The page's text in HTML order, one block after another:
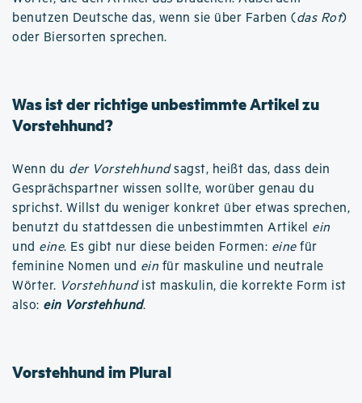
benutzen Deutsche das, wenn sie über Farben (das Rot)
oder Biersorten sprechen.
Was ist der richtige unbestimmte Artikel zu
Vorstehhund?
Wenn du der Vorstehhundsagst, heißt das, dass dein
Gesprächspartner wissen sollte, worüber genau du
sprichst. Willst du weniger konkret über etwas sprechen,
benutzt du stattdessen die unbestimmten Artikel ein
und eine. Es gibt nur diese beiden Formen: einefür
feminine Nomen und ein für maskuline und neutrale
Wörter. Vorstehhundist maskulin, die korrekte Form ist
also: ein Vorstehhund.
Vorstehhund im Plural